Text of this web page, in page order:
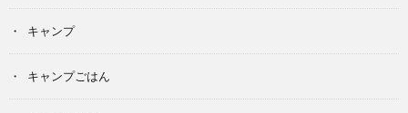
キャンプ
キャンプごはん